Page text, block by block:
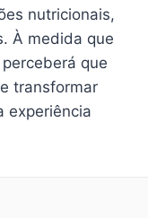
nutricionais,
À medida que
que
transformar
experiência